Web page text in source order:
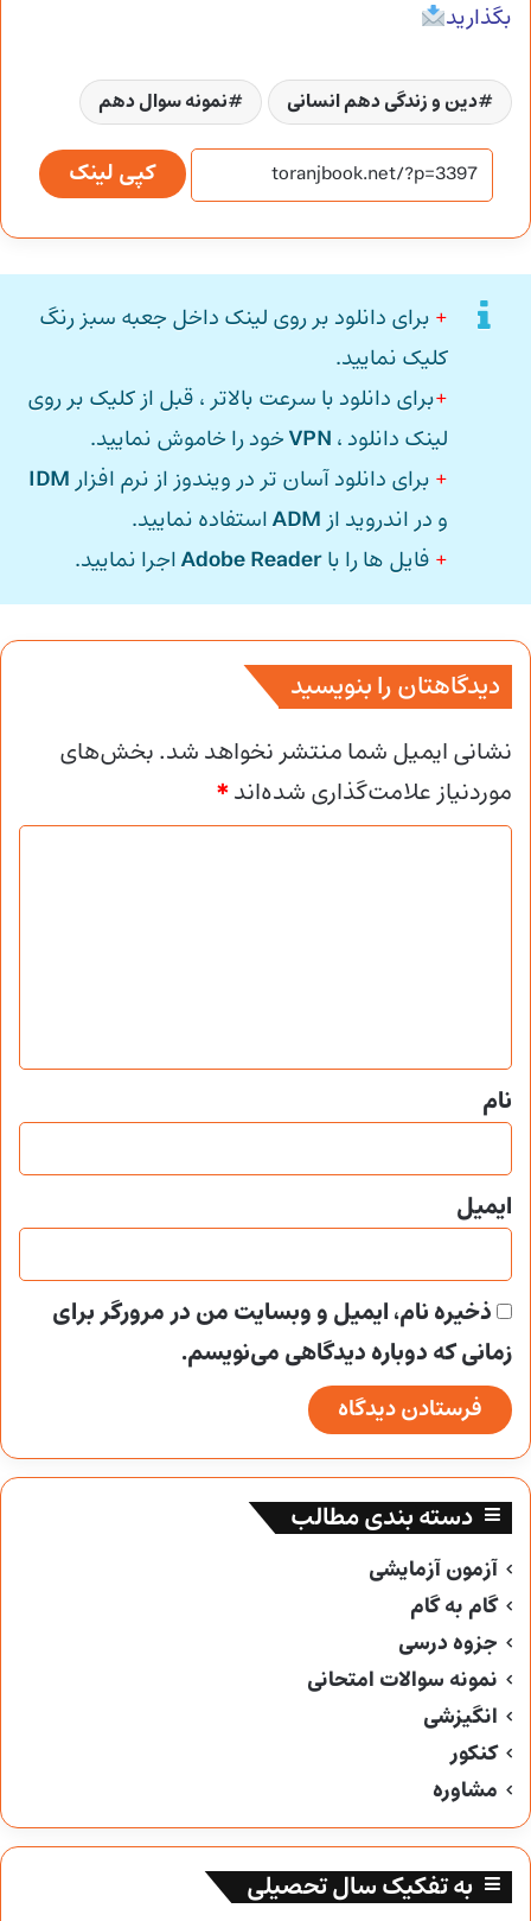
بگذارید
دین و زندگی دهم انسانی نمونه سوال دهم
کپی لینک
+ برای دانلود بر روی لینک داخل جعبه سبز رنگ
کلیک نمایید.
+برای دانلود با سرعت بالاتر ، قبل از کلیک بر روی
لینک دانلود ، VPNخود را خاموش نمایید.
+ برای دانلود آسان تر در ویندوز از نرم افزار IDM
و در اندروید از ADMاستفاده نمایید.
+ فایل ها را باAdobe Readerاجرا نمایید.
دیدگاهتان را بنویسید
نشانی ایمیل شما منتشر نخواهد شد.بخش‌های
موردنیاز علامت‌گذاری شده‌اند*
*
نام
ایمیل
ذخیره نام، ایمیل و وبسایت من در مرورگر برای
زمانی که دوباره دیدگاهی می‌نویسم.
دسته بندی مطالب
آزمون آزمایشی
گام به گام
جزوه درسی
نمونه سوالات امتحانی
انگیزشی
کنکور
مشاوره
به تفکیک سال تحصیلی